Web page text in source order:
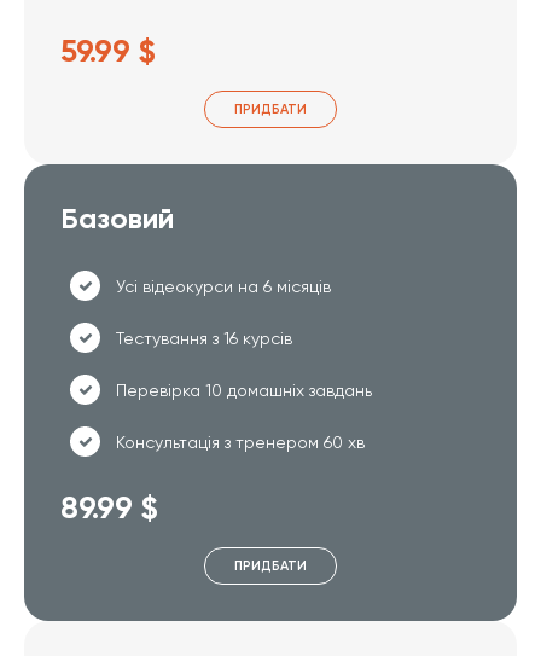
59.99 $
ПРИДБАТИ
Базовий
Усі відеокурси на 6 місяців
Тестування з 16 курсів
Перевірка 10 домашніх завдань
Консультація з тренером 60 хв
89.99 $
ПРИДБАТИ